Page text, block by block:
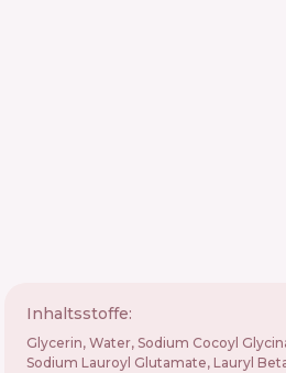
Inhaltsstoffe:
Glycerin, Water, Sodium Cocoyl
Sodium Lauroyl Glutamate, Lauryl